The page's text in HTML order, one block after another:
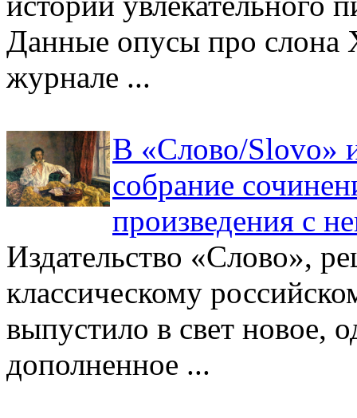
Данные опусы про слона
журнале ...
В «Слово/Slovo»
собрание
произведения с
Издательство «Слово»,
классическому
выпустило в свет новое,
дополненное ...